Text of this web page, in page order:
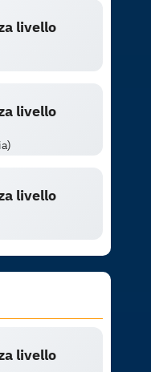
livello
livello
livello
livello